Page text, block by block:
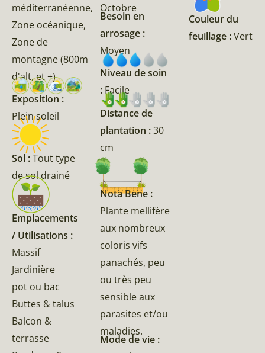
méditerranéenne,
Zone océanique,
Zone de
montagne (800m
d'alt, et +)
Exposition :
Plein soleil
Sol :Tout type
de sol drainé
Emplacements
/ Utilisations :
Massif
Jardinière
pot ou bac
Buttes & talus
Balcon &
terrasse
Octobre
Besoin en
arrosage :
Moyen
Niveau de soin
: Facile
Distance de
plantation :30
cm
Nota Bene :
Plante mellifère
aux nombreux
coloris vifs
panachés, peu
ou très peu
sensible aux
parasites et/ou
maladies.
Mode de vie :
Couleur du
feuillage :Vert